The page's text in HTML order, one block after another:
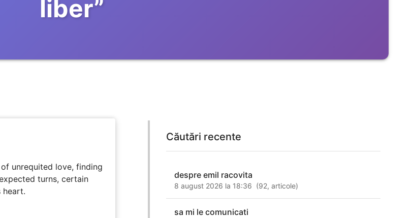
liber”
unrequited love, finding
turns, certain
heart.
Căutări recente
despre emil racovita
8 august 2026 la 18:36 (92,articole)
sa mi le comunicati